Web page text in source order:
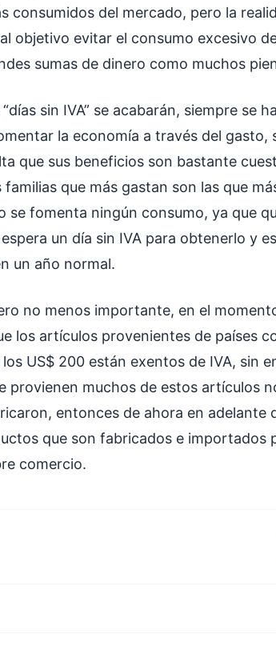
consumidos del mercado, pero la
objetivo evitar el consumo excesivo
sumas de dinero como muchos
sin IVA” se acabarán, siempre se
la economía a través del gasto,
que sus beneficios son bastante
familias que más gastan son las que
se fomenta ningún consumo, ya que
un día sin IVA para obtenerlo y
un año normal.
no menos importante, en el
los artículos provenientes de países
US$ 200 están exentos de IVA, sin
provienen muchos de estos artículos
entonces de ahora en adelante
que son fabricados e importados
comercio.